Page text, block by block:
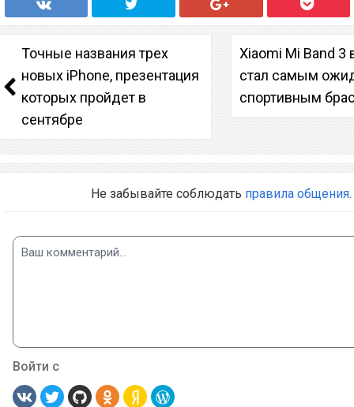
Точные названия трех
новых iPhone, презентация
которых пройдет в
сентябре
Xiaomi Mi Band 3
стал самым
спортивным
Не забывайте соблюдать правила общения.
Войти с